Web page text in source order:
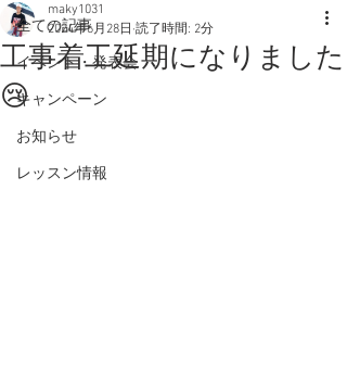
全ての記事
イベント・発表会
キャンペーン
お知らせ
レッスン情報
工事着工延期になりました
😢
maky1031
2024年6月28日 読了時間: 2分